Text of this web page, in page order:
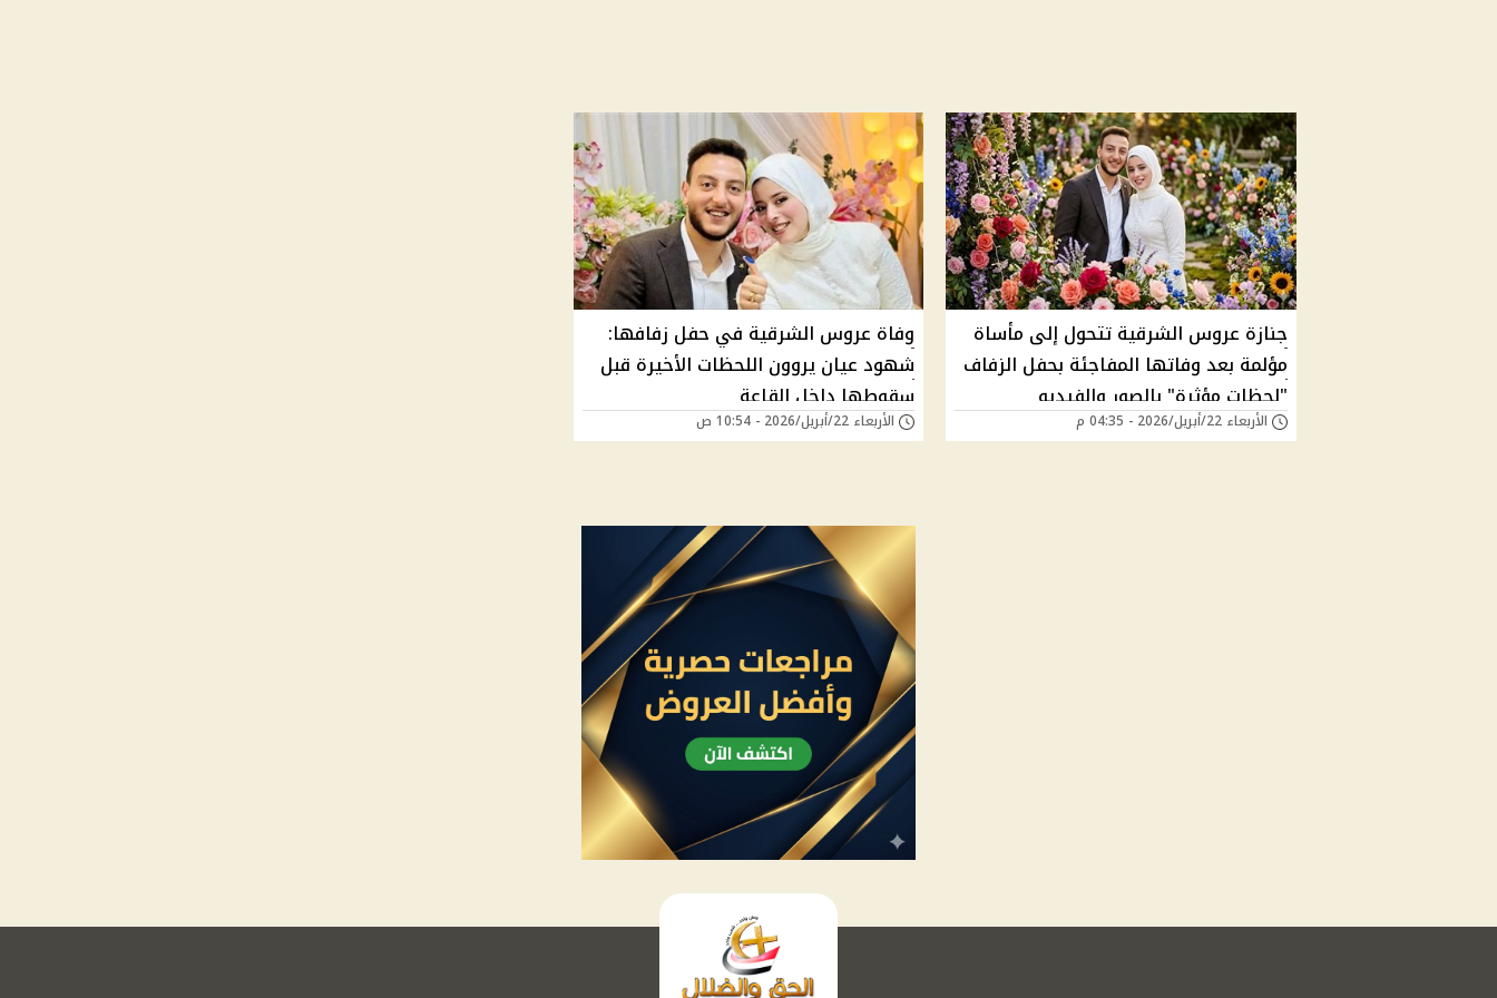
جنازة عروس الشرقية تتحول إلى مأساة
مؤلمة بعد وفاتها المفاجئة بحفل الزفاف
"لحظات مؤثرة" بالصور والفيديو
الأربعاء 22/أبريل/2026 - 04:35 م
وفاة عروس الشرقية في حفل زفافها:
شهود عيان يروون اللحظات الأخيرة قبل
سقوطها داخل القاعة
الأربعاء 22/أبريل/2026 - 10:54 ص